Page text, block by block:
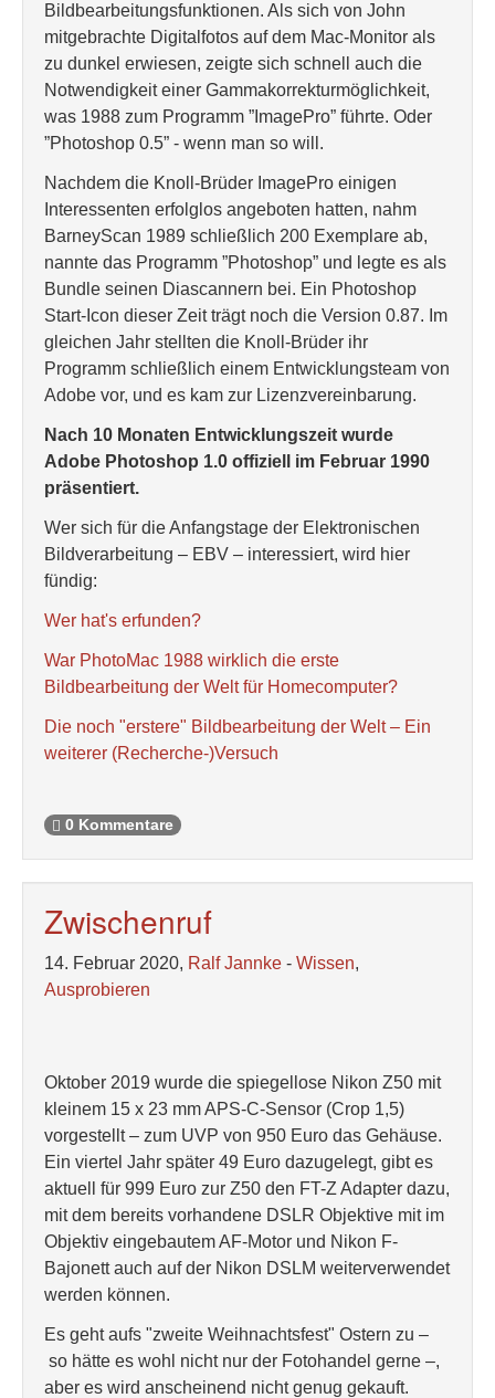
Bildbearbeitungsfunktionen. Als sich von John
mitgebrachte Digitalfotos auf dem Mac-Monitor als
zu dunkel erwiesen, zeigte sich schnell auch die
Notwendigkeit einer Gammakorrekturmöglichkeit,
was 1988 zum Programm ”ImagePro” führte. Oder
”Photoshop 0.5” - wenn man so will.
Nachdem die Knoll-Brüder ImagePro einigen
Interessenten erfolglos angeboten hatten, nahm
BarneyScan 1989 schließlich 200 Exemplare ab,
nannte das Programm ”Photoshop” und legte es als
Bundle seinen Diascannern bei. Ein Photoshop
Start-Icon dieser Zeit trägt noch die Version 0.87. Im
gleichen Jahr stellten die Knoll-Brüder ihr
Programm schließlich einem Entwicklungsteam von
Adobe vor, und es kam zur Lizenzvereinbarung.
Nach 10 Monaten Entwicklungszeit wurde
Adobe Photoshop 1.0 offiziell im Februar 1990
präsentiert.
Wer sich für die Anfangstage der Elektronischen
Bildverarbeitung – EBV – interessiert, wird hier
fündig:
Wer hat's erfunden?
War PhotoMac 1988 wirklich die erste
Bildbearbeitung der Welt für Homecomputer?
Die noch "erstere" Bildbearbeitung der Welt – Ein
weiterer (Recherche-)Versuch
0 Kommentare
Zwischenruf
14. Februar 2020, Ralf Jannke - Wissen,
Ausprobieren
Oktober 2019 wurde die spiegellose Nikon Z50 mit
kleinem 15 x 23 mm APS-C-Sensor (Crop 1,5)
vorgestellt – zum UVP von 950 Euro das Gehäuse.
Ein viertel Jahr später 49 Euro dazugelegt, gibt es
aktuell für 999 Euro zur Z50 den FT-Z Adapter dazu,
mit dem bereits vorhandene DSLR Objektive mit im
Objektiv eingebautem AF-Motor und Nikon F-
Bajonett auch auf der Nikon DSLM weiterverwendet
werden können.
Es geht aufs "zweite Weihnachtsfest" Ostern zu –
so hätte es wohl nicht nur der Fotohandel gerne –,
aber es wird anscheinend nicht genug gekauft.